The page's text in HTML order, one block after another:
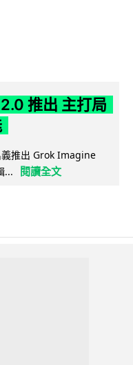
推出 主打局
推出 Grok Imagine
...
閱讀全文